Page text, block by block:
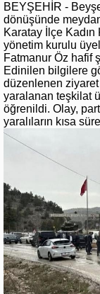
BEYŞEHİR -
dönüşünde
Karatay İlçe Kadın
yönetim kurulu
Fatmanur Öz hafif
Edinilen bilgilere
düzenlenen ziyaret
yaralanan teşkilat
öğrenildi. Olay,
yaralıların kısa